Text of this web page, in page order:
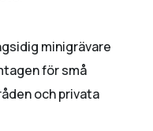
minigrävare
för små
och privata